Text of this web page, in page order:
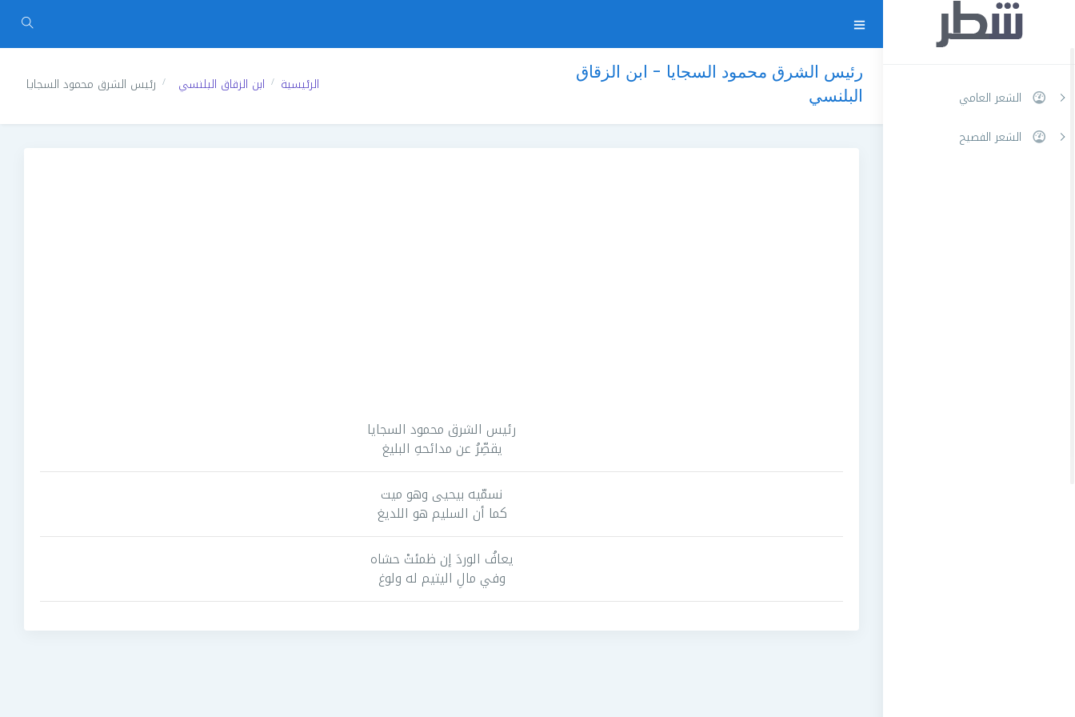
الشعر العامي
الشعر الفصيح
رئيس الشرق محمود السجايا - ابن الزقاق
البلنسي
الرئيسية ابن الزقاق البلنسي رئيس الشرق محمود السجايا
رئيس الشرق محمود السجايا
يقصِّرُ عن مدائحهِ البليغ
نسمّيه بيحيى وهو ميت
كما أن السليم هو اللديغ
يعافُ الوردَ إن ظمئتْ حشاه
وفي مالِ اليتيم له ولوغ